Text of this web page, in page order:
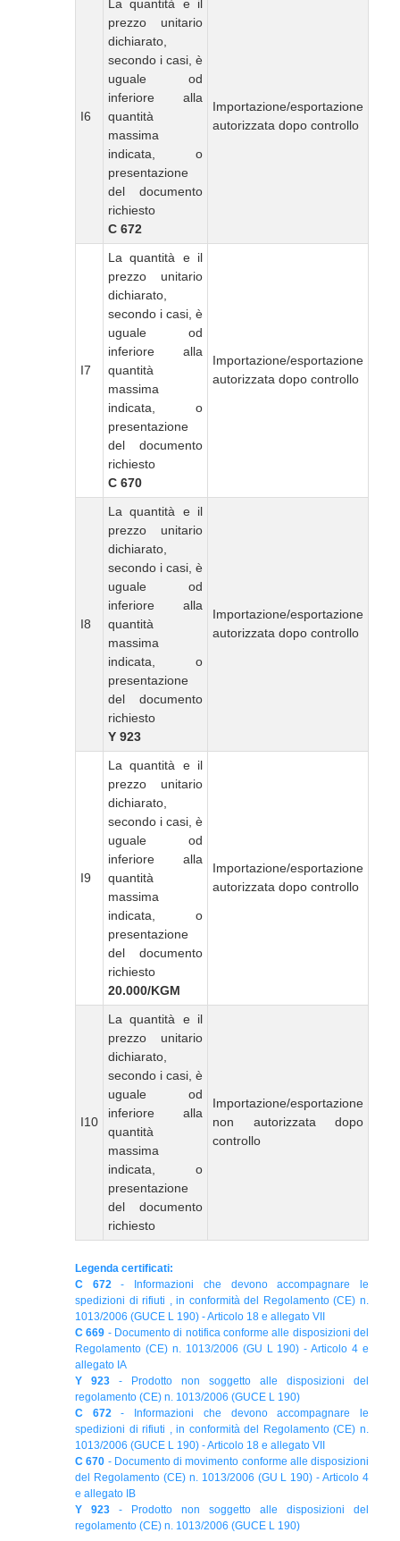
I6
La quantità e il
prezzo unitario
dichiarato,
secondo i casi, è
uguale od
inferiore alla
quantità
massima
indicata, o
presentazione
del documento
richiesto
C 672
Importazione/esportazione
autorizzata dopo controllo
I7
La quantità e il
prezzo unitario
dichiarato,
secondo i casi, è
uguale od
inferiore alla
quantità
massima
indicata, o
presentazione
del documento
richiesto
C 670
Importazione/esportazione
autorizzata dopo controllo
I8
La quantità e il
prezzo unitario
dichiarato,
secondo i casi, è
uguale od
inferiore alla
quantità
massima
indicata, o
presentazione
del documento
richiesto
Y 923
Importazione/esportazione
autorizzata dopo controllo
I9
La quantità e il
prezzo unitario
dichiarato,
secondo i casi, è
uguale od
inferiore alla
quantità
massima
indicata, o
presentazione
del documento
richiesto
20.000/KGM
Importazione/esportazione
autorizzata dopo controllo
I10
La quantità e il
prezzo unitario
dichiarato,
secondo i casi, è
uguale od
inferiore alla
quantità
massima
indicata, o
presentazione
del documento
richiesto
Importazione/esportazione
non autorizzata dopo
controllo
Legenda certificati:
C 672- Informazioni che devono accompagnare le
spedizioni di rifiuti , in conformità del Regolamento (CE) n.
1013/2006 (GUCE L 190) - Articolo 18 e allegato VII
C 669 - Documento di notifica conforme alle disposizioni del
Regolamento (CE) n. 1013/2006 (GU L 190) - Articolo 4 e
allegato IA
Y 923 - Prodotto non soggetto alle disposizioni del
regolamento (CE) n. 1013/2006 (GUCE L 190)
C 672- Informazioni che devono accompagnare le
spedizioni di rifiuti , in conformità del Regolamento (CE) n.
1013/2006 (GUCE L 190) - Articolo 18 e allegato VII
C 670 - Documento di movimento conforme alle disposizioni
del Regolamento (CE) n. 1013/2006 (GU L 190) - Articolo 4
e allegato IB
Y 923 - Prodotto non soggetto alle disposizioni del
regolamento (CE) n. 1013/2006 (GUCE L 190)